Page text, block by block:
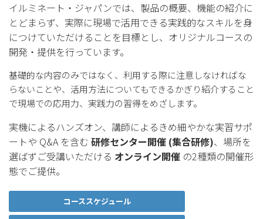
イルミネート・ジャパンでは、製品の概要、機能の紹介に
とどまらず、実際に現場で活用できる実践的なスキルを身
につけていただけることを目標とし、オリジナルコースの
開発・提供を行っています。
基礎的な内容のみではなく、利用する際に注意しなければな
らないことや、活用方法についてもできるかぎり紹介すること
で現場での応用力、実践力の習得をめざします。
実機によるハンズオン、講師によるきめ細やかな実習サポ
ートや Q&A を含む 研修センター開催 (集合研修)、 場所を
選ばずご受講いただける オンライン開催 の2種類の開催形
態でご提供。
コーススケジュール